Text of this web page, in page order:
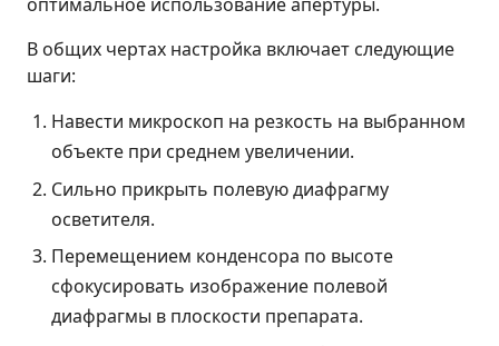
оптимальное использование апертуры.
В общих чертах настройка включает следующие
шаги:
Навести микроскоп на резкость на выбранном
объекте при среднем увеличении.
Сильно прикрыть полевую диафрагму
осветителя.
Перемещением конденсора по высоте
сфокусировать изображение полевой
диафрагмы в плоскости препарата.